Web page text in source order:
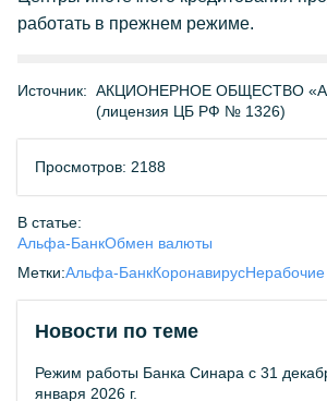
работать в прежнем режиме.
Источник: АКЦИОНЕРНОЕ ОБЩЕСТВО
(лицензия ЦБ РФ № 1326)
Просмотров: 2188
В статье:
Альфа-БанкОбмен валюты
Метки:Альфа-БанкКоронавирус
Новости по теме
Режим работы Банка Синара с 31
января 2026 г.